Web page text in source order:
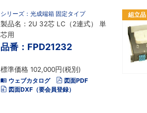
シリーズ：光成端箱 固定タイプ
製品名：2U 32芯 LC（2連式） 単
芯用
品番：FPD21232
標準価格 102,000円(税別)
ウェブカタログ
図面PDF
図面DXF（要会員登録）
組立品